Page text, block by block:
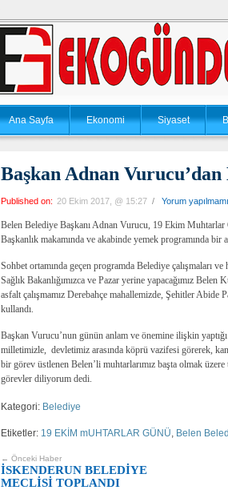
Ana Sayfa Ekonomi Siyaset
Başkan Adnan
Published on: 20 Ekim 2017, @ 15:27 / Yorum
Belen Belediye Başkanı Adnan Vurucu, 19 Ekim
Başkanlık makamında ve akabinde yemek programında
Sohbet ortamında geçen programda Belediye çalışmaları
Sağlık Bakanlığımızca ve Pazar yerine yapacağımız
asfalt çalışmamız Derebahçe mahallemizde, Şehitler Abide
kullandı.
Başkan Vurucu’nun günün anlam ve önemine ilişkin
milletimizle, devletimiz arasında köprü vazifesi görerek,
bir görev üstlenen Belen’li muhtarlarımız başta olmak
görevler diliyorum dedi.
Kategori: Belediye
Etiketler: 19 EKİM mUHTARLAR GÜNÜ, Belen
← Önceki Haber
İSKENDERUN BELEDİYE
MECLİSİ TOPLANDI